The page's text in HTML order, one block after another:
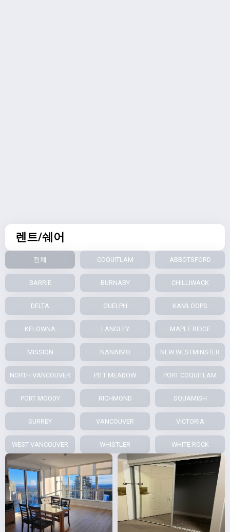
렌트/쉐어
전체 COQUITLAM ABBOTSFORD
BARRIE BURNABY CHILLIWACK
DELTA GUELPH KAMLOOPS
KELOWNA LANGLEY MAPLE RIDGE
MISSION NANAIMO NEW WESTMINSTER
NORTH VANCOUVER PITT MEADOW PORT COQUITLAM
PORT MOODY RICHMOND SQUAMISH
SURREY VANCOUVER VICTORIA
WEST VANCOUVER WHISTLER WHITE ROCK